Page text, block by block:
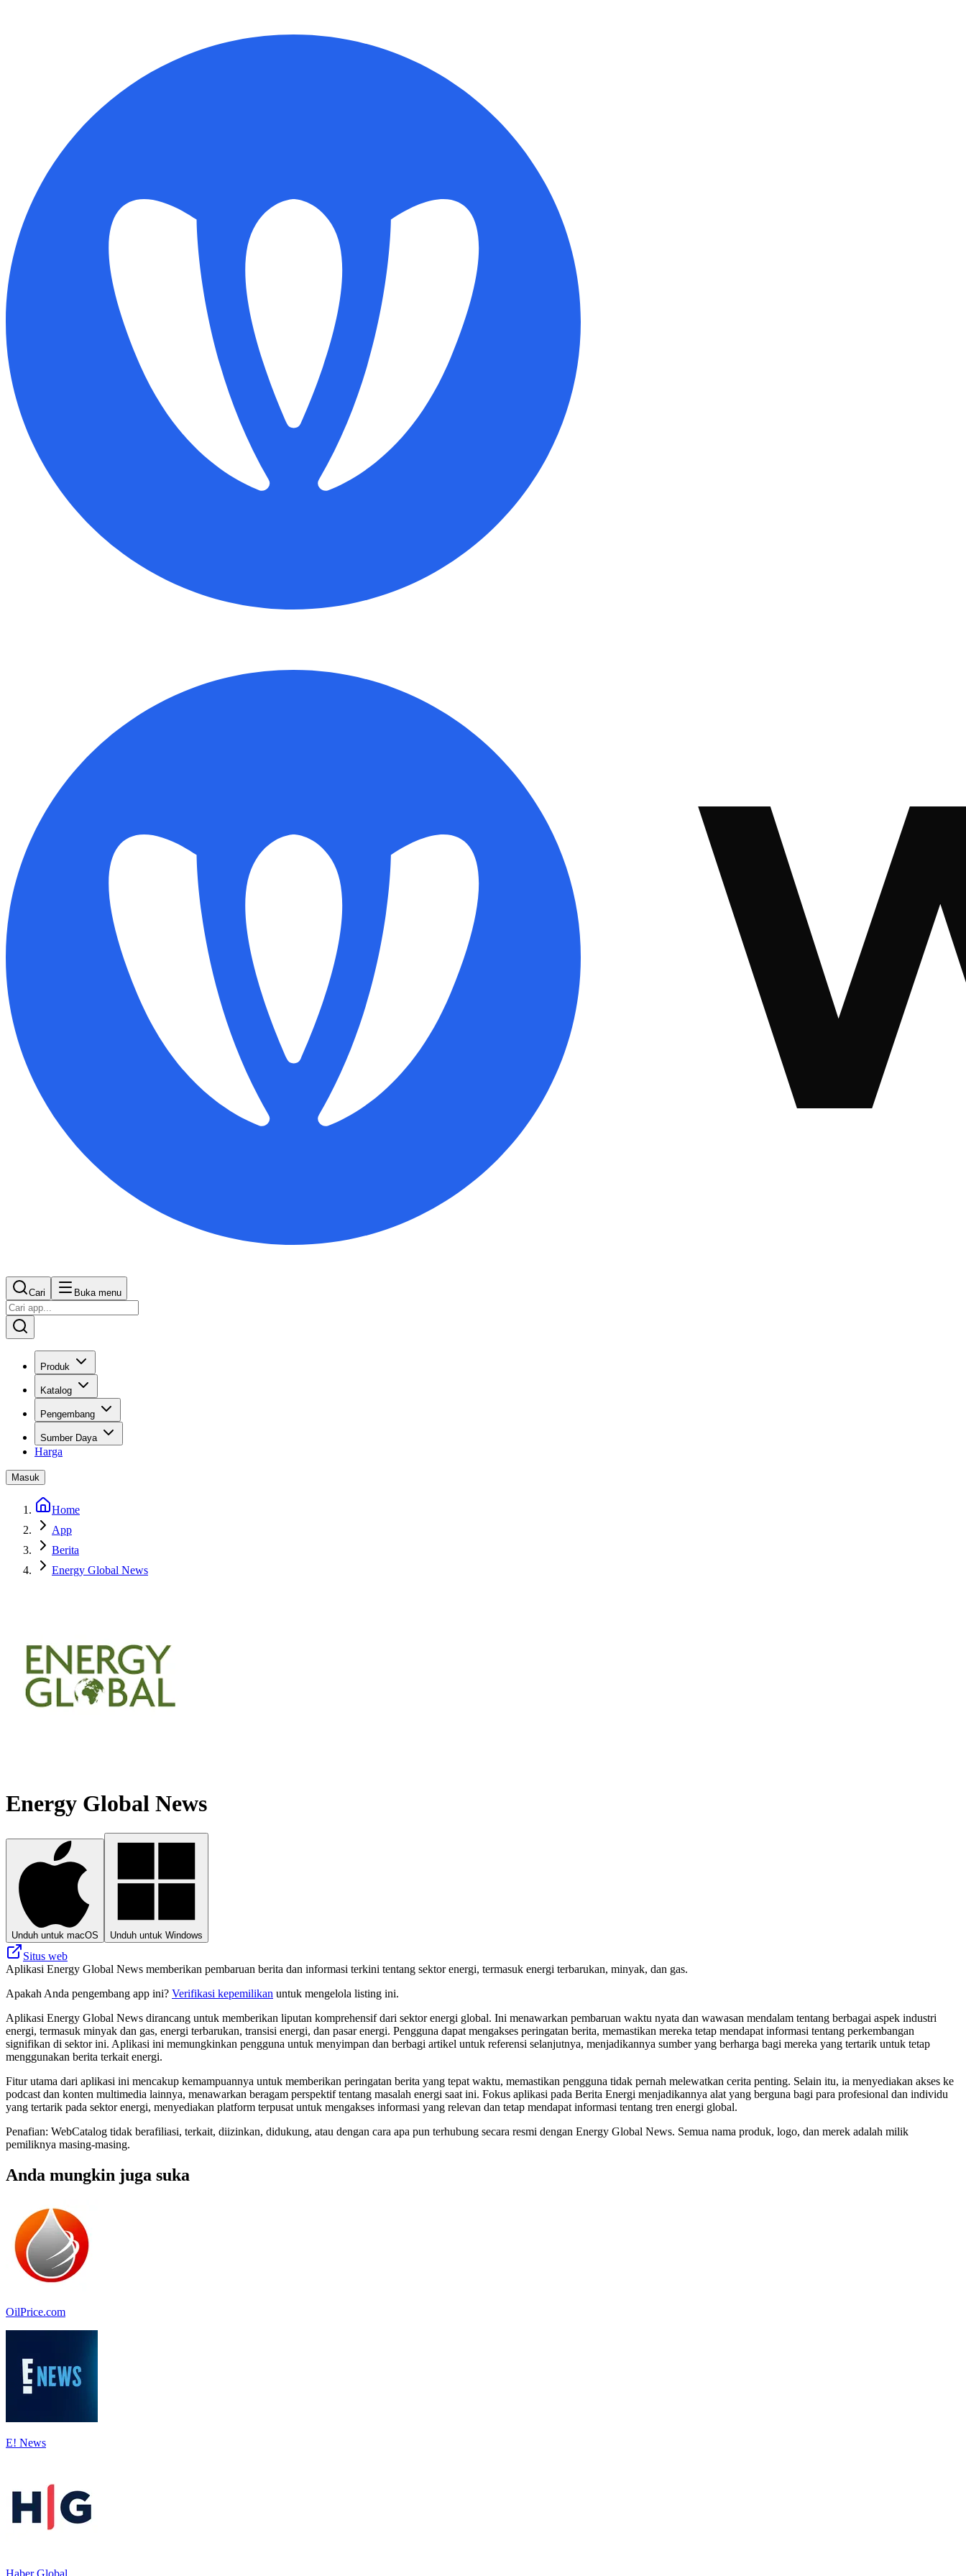
Cari Buka menu
Produk
Katalog
Pengembang
Sumber Daya
Harga
Masuk
Home
App
Berita
Energy Global News
Energy Global News
Unduh untuk macOS Unduh untuk Windows
Situs web
Aplikasi Energy Global News memberikan pembaruan berita dan informasi terkini tentang sektor energi, termasuk energi terbarukan, minyak, dan gas.
Apakah Anda pengembang app ini? Verifikasi kepemilikan untuk mengelola listing ini.
Aplikasi Energy Global News dirancang untuk memberikan liputan komprehensif dari sektor energi global. Ini menawarkan pembaruan waktu nyata dan wawasan mendalam tentang berbagai aspek industri
energi, termasuk minyak dan gas, energi terbarukan, transisi energi, dan pasar energi. Pengguna dapat mengakses peringatan berita, memastikan mereka tetap mendapat informasi tentang perkembangan
signifikan di sektor ini. Aplikasi ini memungkinkan pengguna untuk menyimpan dan berbagi artikel untuk referensi selanjutnya, menjadikannya sumber yang berharga bagi mereka yang tertarik untuk tetap
menggunakan berita terkait energi.
Fitur utama dari aplikasi ini mencakup kemampuannya untuk memberikan peringatan berita yang tepat waktu, memastikan pengguna tidak pernah melewatkan cerita penting. Selain itu, ia menyediakan akses ke
podcast dan konten multimedia lainnya, menawarkan beragam perspektif tentang masalah energi saat ini. Fokus aplikasi pada Berita Energi menjadikannya alat yang berguna bagi para profesional dan individu
yang tertarik pada sektor energi, menyediakan platform terpusat untuk mengakses informasi yang relevan dan tetap mendapat informasi tentang tren energi global.
Penafian: WebCatalog tidak berafiliasi, terkait, diizinkan, didukung, atau dengan cara apa pun terhubung secara resmi dengan Energy Global News. Semua nama produk, logo, dan merek adalah milik
pemiliknya masing-masing.
Anda mungkin juga suka
OilPrice.com
E! News
Haber Global